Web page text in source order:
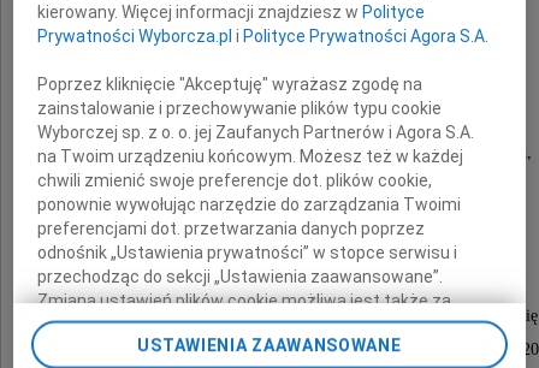
Człowiek ciepły, skromny, subtelny i mądry,
nasza kochana i najlepsza Żona i Mama.
W głębokim smutku zawiadamiają wszystkich,
którzy ją znali i kochali
mąż i dzieci z rodzinami
Msza święta i ceremonia pogrzebowa odbędą się
w środę 14 kwietnia 2010 roku o godzinie 10.20
kierowany. Więcej informacji znajdziesz w Polityce
Prywatności Wyborcza.pl i Polityce Prywatności Agora S.A.
Poprzez kliknięcie "Akceptuję" wyrażasz zgodę na
zainstalowanie i przechowywanie plików typu cookie
Wyborczej sp. z o. o. jej Zaufanych Partnerów i Agora S.A.
na Twoim urządzeniu końcowym. Możesz też w każdej
chwili zmienić swoje preferencje dot. plików cookie,
ponownie wywołując narzędzie do zarządzania Twoimi
preferencjami dot. przetwarzania danych poprzez
odnośnik „Ustawienia prywatności” w stopce serwisu i
przechodząc do sekcji „Ustawienia zaawansowane”.
Zmiana ustawień plików cookie możliwa jest także za
pomocą ustawień przeglądarki.
USTAWIENIA ZAAWANSOWANE